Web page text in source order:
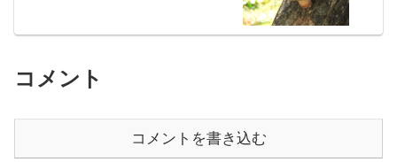
コメント
コメントを書き込む